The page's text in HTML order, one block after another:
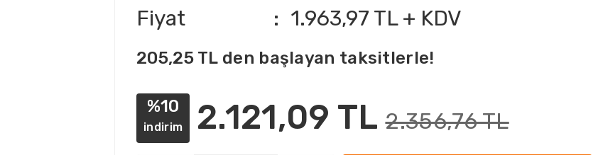
Fiyat
1.963,97 TL + KDV
205,25 TL den başlayan taksitlerle!
%10
indirim 2.121,09 TL 2.356,76 TL